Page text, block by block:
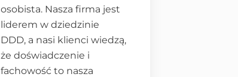
osobista. Nasza firma jest
liderem w dziedzinie
DDD, a nasi klienci wiedzą,
że doświadczenie i
fachowość to nasza